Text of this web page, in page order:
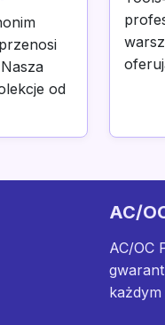
od
AC/
AC/OC